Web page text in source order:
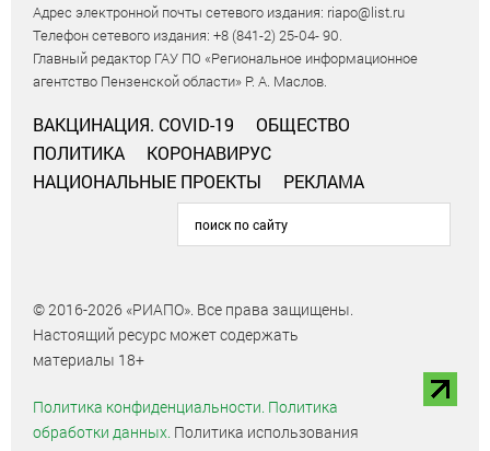
Адрес электронной почты сетевого издания: riapo@list.ru
Телефон сетевого издания: +8 (841-2) 25-04- 90.
Главный редактор ГАУ ПО «Региональное информационное
агентство Пензенской области» Р. А. Маслов.
ВАКЦИНАЦИЯ. COVID-19
ОБЩЕСТВО
ПОЛИТИКА
КОРОНАВИРУС
НАЦИОНАЛЬНЫЕ ПРОЕКТЫ
РЕКЛАМА
© 2016-2026 «РИАПО». Все права защищены.
Настоящий ресурс может содержать
материалы 18+
Политика конфиденциальности. Политика
обработки данных. Политика использования